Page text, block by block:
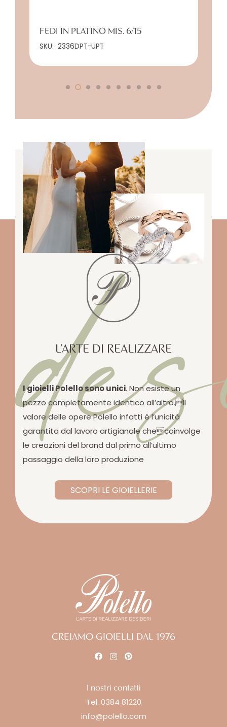
FEDI IN PLATINO MIS. 6/15
SKU: 2336DPT-UPT
L’ARTE DI REALIZZARE
I gioielli Polello sono unici. Non esiste un
pezzo completamente identico all’altro.Il
valore delle opere Polello infatti è l’unicità
garantita dal lavoro artigianale checoinvolge
le creazioni del brand dal primo all’ultimo
passaggio della loro produzione
SCOPRI LE GIOIELLERIE
CREIAMO GIOIELLI DAL 1976
I nostri contatti
Tel. 0384 81220
info@polello.com